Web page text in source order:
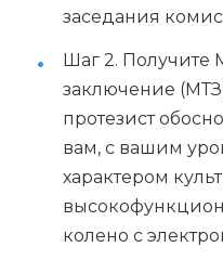
заседания
Шаг 2. Получите
заключение
протезист
вам, с вашим
характером
колено с